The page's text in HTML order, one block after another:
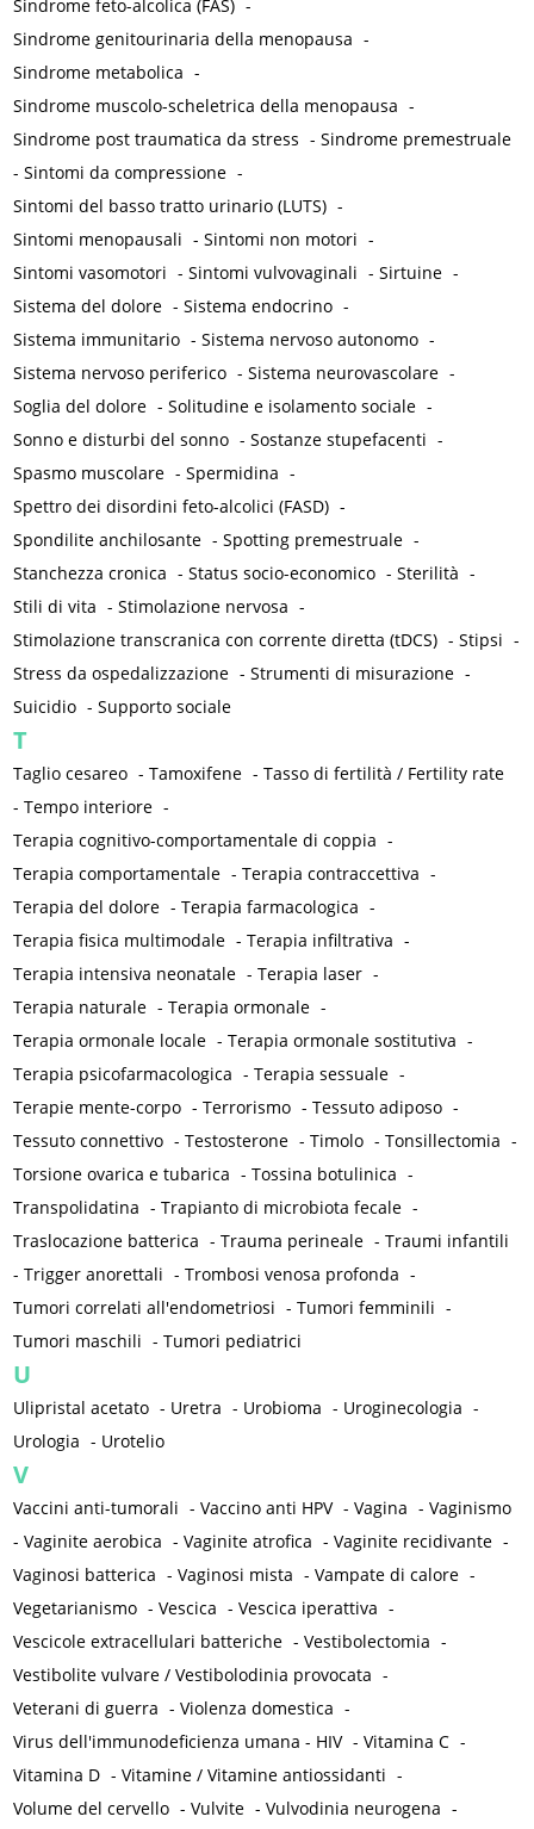
Sindrome feto-alcolica (FAS) -
Sindrome genitourinaria della menopausa -
Sindrome metabolica -
Sindrome muscolo-scheletrica della menopausa -
Sindrome post traumatica da stress -Sindrome premestruale
-Sintomi da compressione -
Sintomi del basso tratto urinario (LUTS) -
Sintomi menopausali -Sintomi non motori -
Sintomi vasomotori -Sintomi vulvovaginali -Sirtuine -
Sistema del dolore -Sistema endocrino -
Sistema immunitario -Sistema nervoso autonomo -
Sistema nervoso periferico -Sistema neurovascolare -
Soglia del dolore -Solitudine e isolamento sociale -
Sonno e disturbi del sonno -Sostanze stupefacenti -
Spasmo muscolare -Spermidina -
Spettro dei disordini feto-alcolici (FASD) -
Spondilite anchilosante -Spotting premestruale -
Stanchezza cronica -Status socio-economico -Sterilità -
Stili di vita -Stimolazione nervosa -
Stimolazione transcranica con corrente diretta (tDCS) -Stipsi -
Stress da ospedalizzazione -Strumenti di misurazione -
Suicidio -Supporto sociale
T
Taglio cesareo -Tamoxifene -Tasso di fertilità / Fertility rate
-Tempo interiore -
Terapia cognitivo-comportamentale di coppia -
Terapia comportamentale -Terapia contraccettiva -
Terapia del dolore -Terapia farmacologica -
Terapia fisica multimodale -Terapia infiltrativa -
Terapia intensiva neonatale -Terapia laser -
Terapia naturale -Terapia ormonale -
Terapia ormonale locale -Terapia ormonale sostitutiva -
Terapia psicofarmacologica -Terapia sessuale -
Terapie mente-corpo -Terrorismo -Tessuto adiposo -
Tessuto connettivo -Testosterone -Timolo -Tonsillectomia -
Torsione ovarica e tubarica -Tossina botulinica -
Transpolidatina -Trapianto di microbiota fecale -
Traslocazione batterica -Trauma perineale -Traumi infantili
-Trigger anorettali -Trombosi venosa profonda -
Tumori correlati all'endometriosi -Tumori femminili -
Tumori maschili -Tumori pediatrici
U
Ulipristal acetato - Uretra - Urobioma - Uroginecologia -
Urologia - Urotelio
V
Vaccini anti-tumorali -Vaccino anti HPV -Vagina -Vaginismo
-Vaginite aerobica -Vaginite atrofica -Vaginite recidivante -
Vaginosi batterica -Vaginosi mista -Vampate di calore -
Vegetarianismo -Vescica -Vescica iperattiva -
Vescicole extracellulari batteriche -Vestibolectomia -
Vestibolite vulvare / Vestibolodinia provocata -
Veterani di guerra -Violenza domestica -
Virus dell'immunodeficienza umana - HIV -Vitamina C -
Vitamina D -Vitamine / Vitamine antiossidanti -
Volume del cervello -Vulvite -Vulvodinia neurogena -